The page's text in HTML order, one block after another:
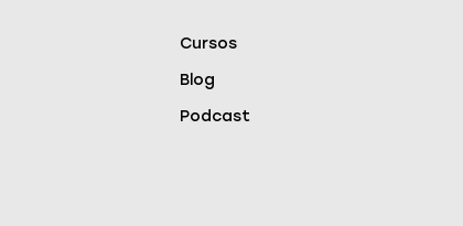
Cursos
Blog
Podcast